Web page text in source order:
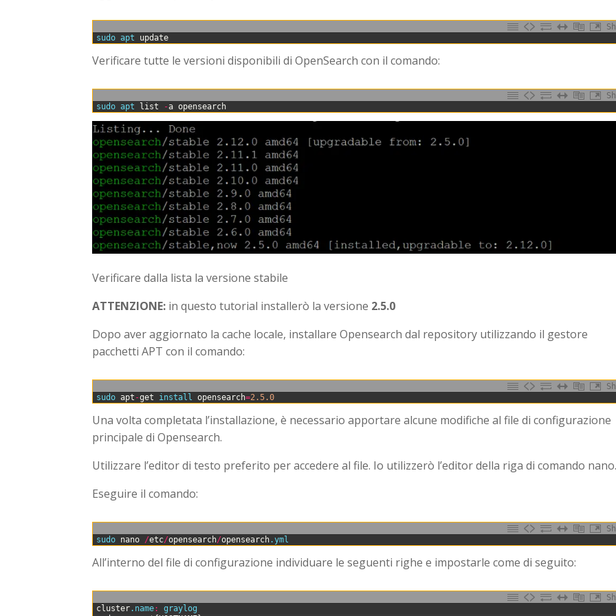
sudo apt update
Verificare tutte le versioni disponibili di OpenSearch con il comando:
sudo apt list -a opensearch
Verificare dalla lista la versione stabile
ATTENZIONE: in questo tutorial installerò la versione 2.5.0
Dopo aver aggiornato la cache locale, installare Opensearch dal repository utilizzando il gestore
pacchetti APT con il comando:
sudo apt -get install opensearch=2.5.0
Una volta completata l’installazione, è necessario apportare alcune modifiche al file di configurazione
principale di Opensearch.
Utilizzare l’editor di testo preferito per accedere al file. Io utilizzerò l’editor della riga di comando nano.
Eseguire il comando:
sudo nano /etc/opensearch/opensearch.yml
All’interno del file di configurazione individuare le seguenti righe e impostarle come di seguito:
cluster.name:
graylog